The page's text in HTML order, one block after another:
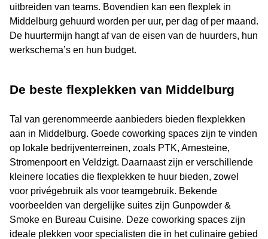
uitbreiden van teams. Bovendien kan een flexplek in
Middelburg gehuurd worden per uur, per dag of per maand.
De huurtermijn hangt af van de eisen van de huurders, hun
werkschema’s en hun budget.
De beste flexplekken van Middelburg
Tal van gerenommeerde aanbieders bieden flexplekken
aan in Middelburg. Goede coworking spaces zijn te vinden
op lokale bedrijventerreinen, zoals PTK, Arnesteine,
Stromenpoort en Veldzigt. Daarnaast zijn er verschillende
kleinere locaties die flexplekken te huur bieden, zowel
voor privégebruik als voor teamgebruik. Bekende
voorbeelden van dergelijke suites zijn Gunpowder &
Smoke en Bureau Cuisine. Deze coworking spaces zijn
ideale plekken voor specialisten die in het culinaire gebied